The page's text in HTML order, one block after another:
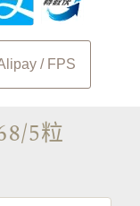
/ FPS
5粒